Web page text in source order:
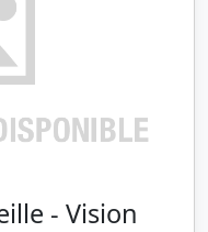
- Vision